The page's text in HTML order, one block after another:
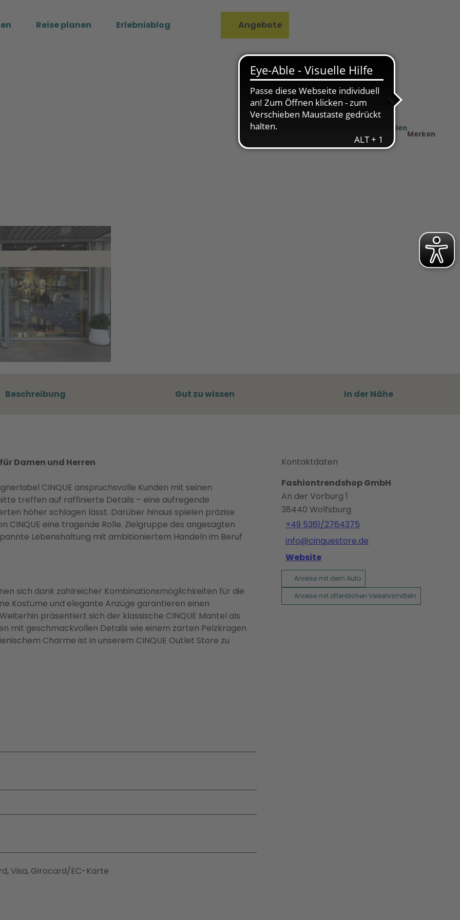
Reise planen Erlebnisblog Angebote
PDF
Teilen
Merken
Beschreibung Gut zu wissen In der Nähe
Damen und Herren
CINQUE anspruchsvolle Kunden mit seinen
treffen auf raffinierte Details – eine aufregende
höher schlagen lässt. Darüber hinaus spielen präzise
eine tragende Rolle. Zielgruppe des angesagten
Lebenshaltung mit ambitioniertem Handeln im Beruf
sich dank zahlreicher Kombinationsmöglichkeiten für die
Kostüme und elegante Anzüge garantieren einen
präsentiert sich der klassische CINQUE Mantel als
mit geschmackvollen Details wie einem zarten Pelzkragen
Charme ist in unserem CINQUE Outlet Store zu
Visa, Girocard/EC-Karte
Kontaktdaten
Fashiontrendshop GmbH
An der Vorburg 1
38440 Wolfsburg
+49 5361/2764375
info@cinquestore.de
Website
Anreise mit dem Auto
Anreise mit öffentlichen Verkehrsmitteln